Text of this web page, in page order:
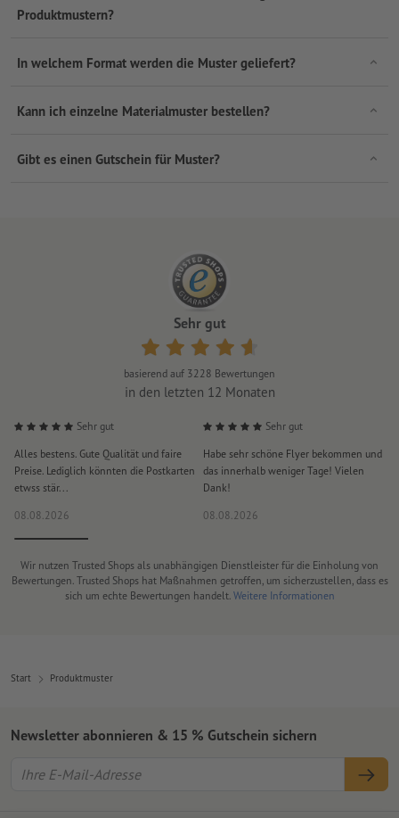
Produktmustern?
In welchem Format werden die Muster geliefert?
Kann ich einzelne Materialmuster bestellen?
Gibt es einen Gutschein für Muster?
Sehr gut
basierend auf 3228 Bewertungen
in den letzten 12 Monaten
Sehr gut
Alles bestens. Gute Qualität und faire
Preise. Lediglich könnten die Postkarten
etwss stär...
08.08.2026
Sehr gut
Habe sehr schöne Flyer bekommen und
das innerhalb weniger Tage! Vielen
Dank!
08.08.2026
Wir nutzen Trusted Shops als unabhängigen Dienstleister für die Einholung von
Bewertungen. Trusted Shops hat Maßnahmen getroffen, um sicherzustellen, dass es
sich um echte Bewertungen handelt. Weitere Informationen
Start Produktmuster
Newsletter abonnieren & 15 % Gutschein sichern